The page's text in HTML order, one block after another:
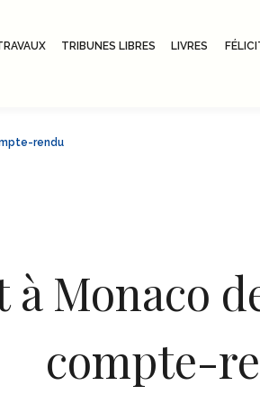
TRIBUNES LIBRES LIVRES
rendu
Monaco
compte-